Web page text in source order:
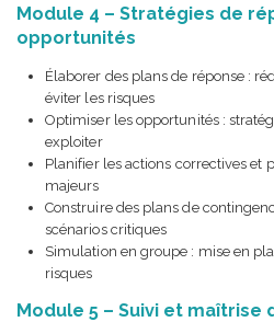
Module 4 – Stratégies de
opportunités
Élaborer des plans de réponse :
éviter les risques
Optimiser les opportunités :
exploiter
Planifier les actions correctives et
majeurs
Construire des plans de
scénarios critiques
Simulation en groupe : mise en
risques
Module 5 – Suivi et maîtrise